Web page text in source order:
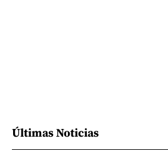
Últimas Noticias